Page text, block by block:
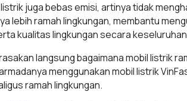
juga bebas emisi, artinya tidak
lebih ramah lingkungan, membantu
kualitas lingkungan secara
langsung bagaimana mobil listrik
menggunakan mobil listrik
ramah lingkungan.